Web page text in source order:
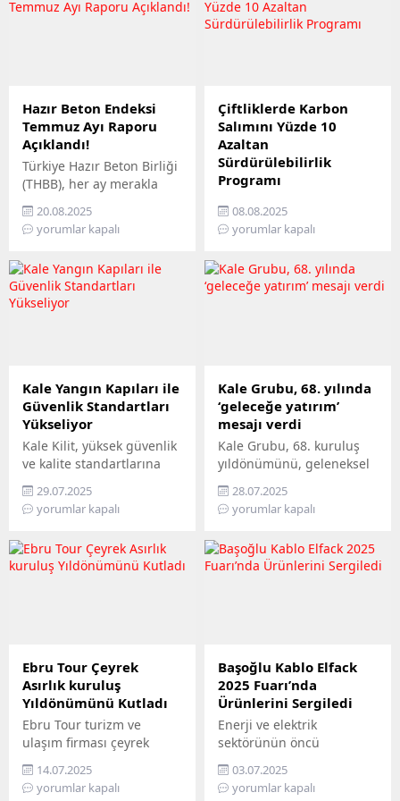
Hazır Beton Endeksi
Temmuz Ayı Raporu
Açıklandı!
Türkiye Hazır Beton Birliği
(THBB), her ay merakla
beklenen inşaat ile
bağlantılı imalat ve hizmet
sektörlerindeki mevcut
gelişmeleri gösteren
“Hazır Beton Endeksi”
2025 Temmuz Ayı
Faaliyet Endeksi, temmuz
ayında güçlü bir sıçrama
kaydetmiştir. Faaliyet
Endeksi hem...
20.08.2025
yorumlar kapalı
Çiftliklerde Karbon
Salımını Yüzde 10
Azaltan
Sürdürülebilirlik
Programı
Hayvancılık sektöründe
çevresel etkileri azaltmaya
yönelik birçok çalışmaya
Nutrition, Karbon Ayak İzi
Azaltım Programı – Süt
kapsayan bütüncül bir
sürdürülebilirlik modelini
hayata geçirdi. Şirketin
hizmete sunduğu bu yeni
program, çiftlik bazlı
verilerin analizine
dayanarak yem
rasyonlarının
08.08.2025
yorumlar kapalı
Kale Yangın Kapıları ile
Güvenlik Standartları
Yükseliyor
Kale Kilit, yüksek güvenlik
ve kalite standartlarına
Yangın Kapıları ile
konutlara, iş yerlerine ve
karşı dayanıklı çözümler
sunuyor. Son yıllarda
değil, yerleşim alanlarını
ve işletmeleri de tehdit
ediyor. Bu tehditler
karşısında yapı...
29.07.2025
yorumlar kapalı
Kale Grubu, 68. yılında
‘geleceğe yatırım’
mesajı verdi
Kale Grubu, 68. kuruluş
yıldönümünü, geleneksel
kapsamında Çan’daki
Kaleseramik tesislerinde
Numan Kurtulmuş’un da
katılımıyla gerçekleşen
tamamlanan yatırımların
açılışları yapıldı, yeni
üretim hatlarının temeli
atıldı. Kale Grubu, 68.
kuruluş yıldönümü ve her
yıl 27 Temmuz’da...
28.07.2025
yorumlar kapalı
Ebru Tour Çeyrek
Asırlık kuruluş
Yıldönümünü Kutladı
Ebru Tour turizm ve
ulaşım firması çeyrek
asırlık kuruluş yıl dönümü
dolaysıyla bir kutlama
yaptı. Ebru Tour
14.07.2025
yorumlar kapalı
Başoğlu Kablo Elfack
2025 Fuarı’nda
Ürünlerini Sergiledi
Enerji ve elektrik
sektörünün öncü
firmalarından Başoğlu
Kablo İsveç’in Göteborg
şehrinde düzenlenen ve
03.07.2025
yorumlar kapalı